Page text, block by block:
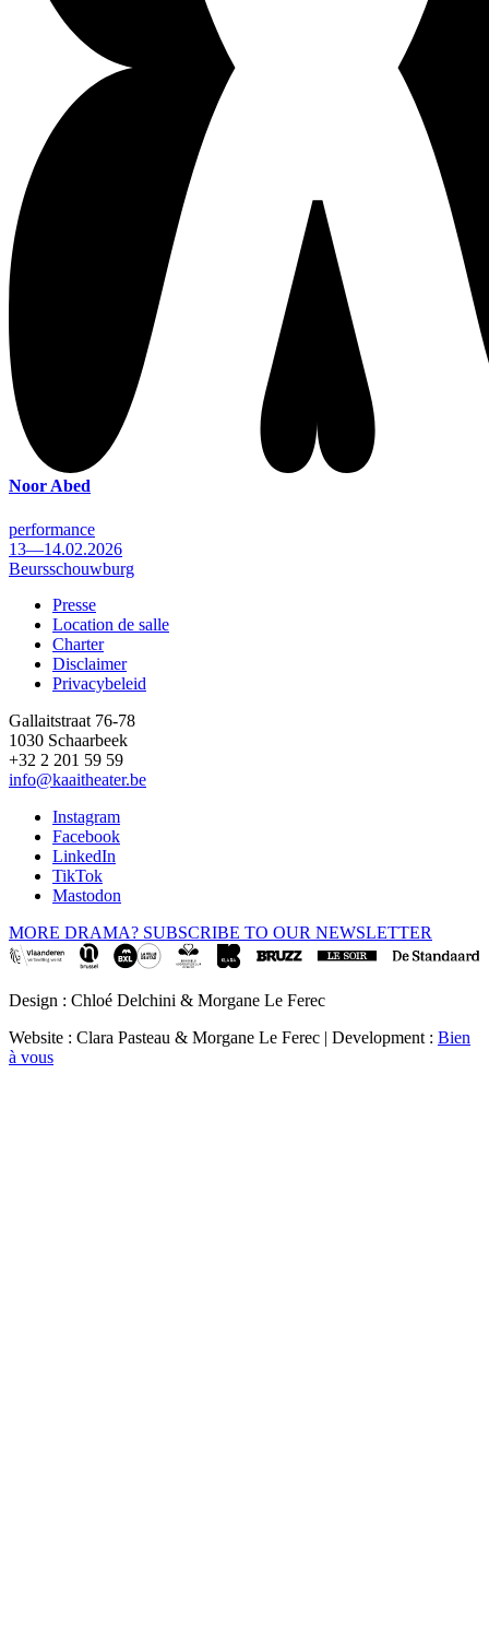
Noor Abed
performance
13—14.02.2026
Beursschouwburg
Footer
Presse
Location de salle
Charter
Disclaimer
Privacybeleid
Gallaitstraat 76-78
1030 Schaarbeek
+32 2 201 59 59
info@kaaitheater.be
Instagram
Facebook
LinkedIn
TikTok
Mastodon
MORE DRAMA? SUBSCRIBE TO OUR NEWSLETTER
Design : Chloé Delchini & Morgane Le Ferec
Website : Clara Pasteau & Morgane Le Ferec | Development : Bien
à vous